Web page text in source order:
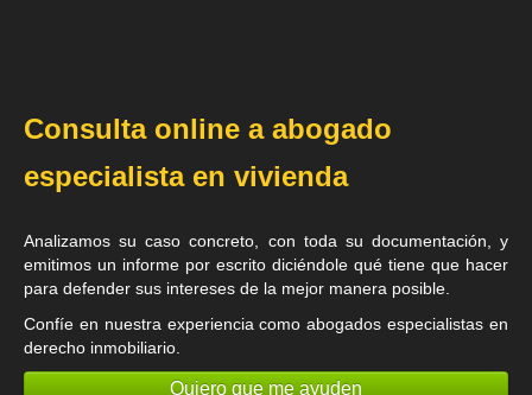
Consulta online a abogado
especialista en vivienda
Analizamos su caso concreto, con toda su documentación, y
emitimos un informe por escrito diciéndole qué tiene que hacer
para defender sus intereses de la mejor manera posible.
Confíe en nuestra experiencia comoabogados especialistas en
derecho inmobiliario
Quiero que me ayuden